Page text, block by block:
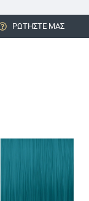
ΡΩΤΗΣΤΕ ΜΑΣ